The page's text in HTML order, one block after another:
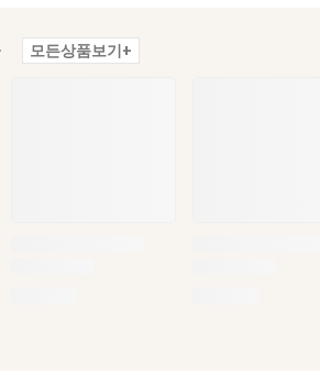
모든상품보기+